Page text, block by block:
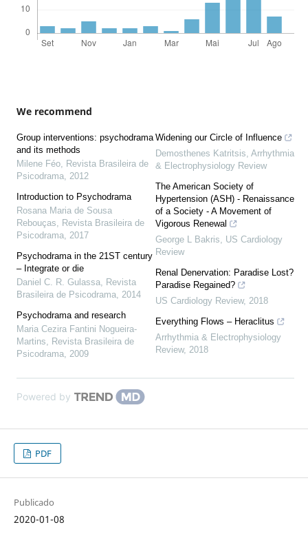
We recommend
Group interventions: psychodrama
and its methods
Milene Féo, Revista Brasileira de
Psicodrama, 2012
Introduction to Psychodrama
Rosana Maria de Sousa
Rebouças, Revista Brasileira de
Psicodrama, 2017
Psychodrama in the 21ST century
– Integrate or die
Daniel C. R. Gulassa, Revista
Brasileira de Psicodrama, 2014
Psychodrama and research
Maria Cezira Fantini Nogueira-
Martins, Revista Brasileira de
Psicodrama, 2009
Widening our Circle of Influence
Demosthenes Katritsis, Arrhythmia
& Electrophysiology Review
The American Society of
Hypertension (ASH) - Renaissance
of a Society - A Movement of
Vigorous Renewal
George L Bakris, US Cardiology
Review
Renal Denervation: Paradise Lost?
Paradise Regained?
US Cardiology Review, 2018
Everything Flows – Heraclitus
Arrhythmia & Electrophysiology
Review, 2018
Powered by
PDF
Publicado
2020-01-08